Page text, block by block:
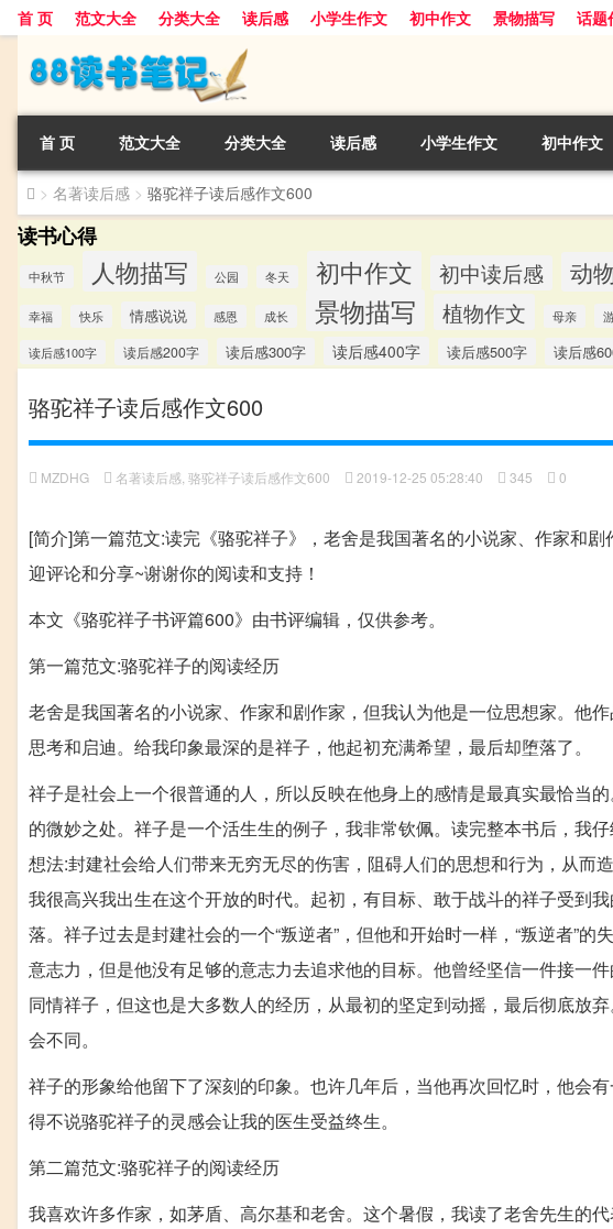
首 页 范文大全 分类大全 读后感 小学生作文 初中作文 景物描写 话题
首 页 范文大全 分类大全 读后感 小学生作文 初中作文
> 名著读后感 > 骆驼祥子读后感作文600
读书心得
中秋节 人物描写 公园 冬天 初中作文 初中读后感 动
幸福 快乐 情感说说 感恩 成长 景物描写 植物作文 母亲
读后感100字 读后感200字 读后感300字 读后感400字 读后感500字 读后感
骆驼祥子读后感作文600
MZDHG 名著读后感 骆驼祥子读后感作文600 2019-12-25 05:28:40 345 0
[简介]第一篇范文:读完《骆驼祥子》，老舍是我国著名的小说家、作家和
迎评论和分享~谢谢你的阅读和支持！
本文《骆驼祥子书评篇600》由书评编辑，仅供参考。
第一篇范文:骆驼祥子的阅读经历
老舍是我国著名的小说家、作家和剧作家，但我认为他是一位思想家。他
思考和启迪。给我印象最深的是祥子，他起初充满希望，最后却堕落了。
祥子是社会上一个很普通的人，所以反映在他身上的感情是最真实最恰当
的微妙之处。祥子是一个活生生的例子，我非常钦佩。读完整本书后，我
想法:封建社会给人们带来无穷无尽的伤害，阻碍人们的思想和行为，从而
我很高兴我出生在这个开放的时代。起初，有目标、敢于战斗的祥子受到
落。祥子过去是封建社会的一个“叛逆者”，但他和开始时一样，“叛逆者”
意志力，但是他没有足够的意志力去追求他的目标。他曾经坚信一件接一
同情祥子，但这也是大多数人的经历，从最初的坚定到动摇，最后彻底放
会不同。
祥子的形象给他留下了深刻的印象。也许几年后，当他再次回忆时，他会
得不说骆驼祥子的灵感会让我的医生受益终生。
第二篇范文:骆驼祥子的阅读经历
我喜欢许多作家，如茅盾、高尔基和老舍。这个暑假，我读了老舍先生的